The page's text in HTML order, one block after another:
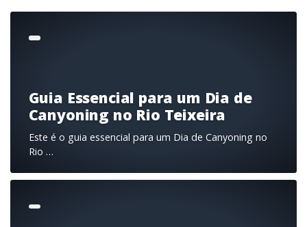
Guia Essencial para um Dia de
Canyoning no Rio Teixeira
Este é o guia essencial para um Dia de Canyoning no
Rio …